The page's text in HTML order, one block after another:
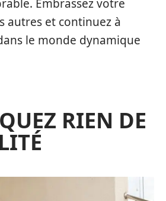
Embrassez votre
autres et continuez à
le monde dynamique
RIEN DE